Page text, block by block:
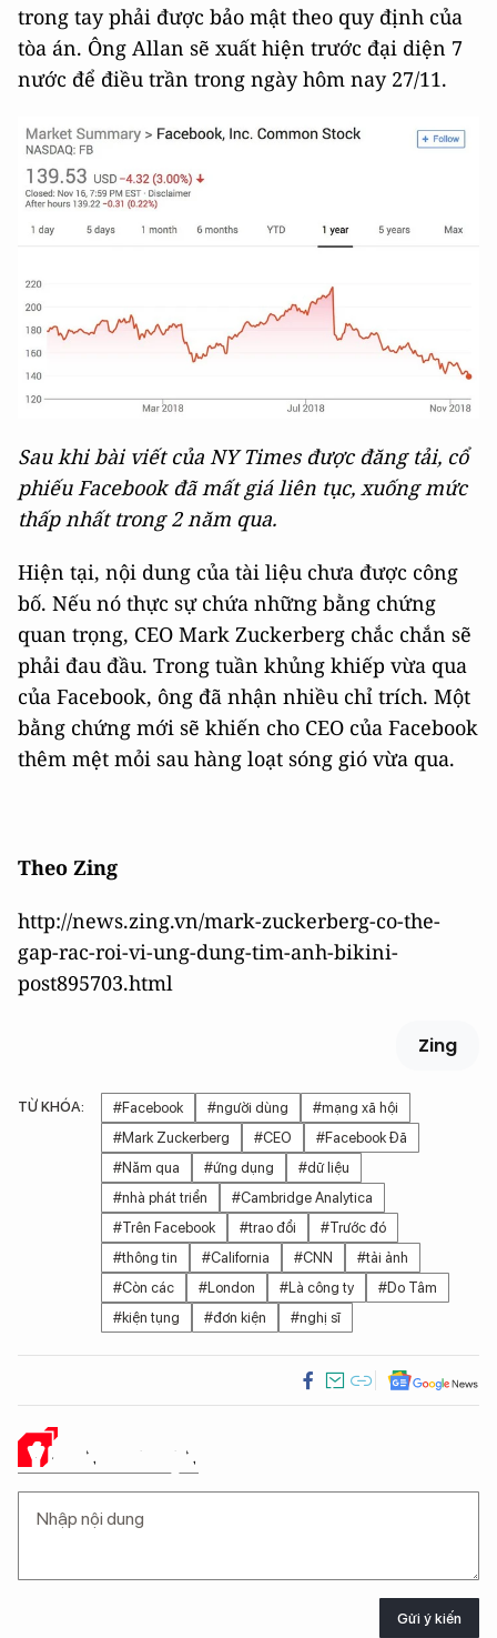
trong tay phải được bảo mật theo quy định của
tòa án. Ông Allan sẽ xuất hiện trước đại diện 7
nước để điều trần trong ngày hôm nay 27/11.
Sau khi bài viết của NY Times được đăng tải, cổ
phiếu Facebook đã mất giá liên tục, xuống mức
thấp nhất trong 2 năm qua.
Hiện tại, nội dung của tài liệu chưa được công
bố. Nếu nó thực sự chứa những bằng chứng
quan trọng, CEO Mark Zuckerberg chắc chắn sẽ
phải đau đầu. Trong tuần khủng khiếp vừa qua
của Facebook, ông đã nhận nhiều chỉ trích. Một
bằng chứng mới sẽ khiến cho CEO của Facebook
thêm mệt mỏi sau hàng loạt sóng gió vừa qua.
Theo Zing
http://news.zing.vn/mark-zuckerberg-co-the-
gap-rac-roi-vi-ung-dung-tim-anh-bikini-
post895703.html
Zing
TỪ KHÓA: #Facebook #người dùng
#mạng xã hội
#Mark Zuckerberg
#CEO
#Facebook Đã
#Năm qua
#ứng dụng
#dữ liệu
#nhà phát triển
#Cambridge Analytica
#Trên Facebook
#trao đổi
#Trước đó
#thông tin
#California #CNN
#tải ảnh
#Còn các
#London #Là công ty
#Do Tâm
#kiện tụng
#đơn kiện #nghị sĩ
Ý KIẾN CỦA BẠN
Gửi ý kiến